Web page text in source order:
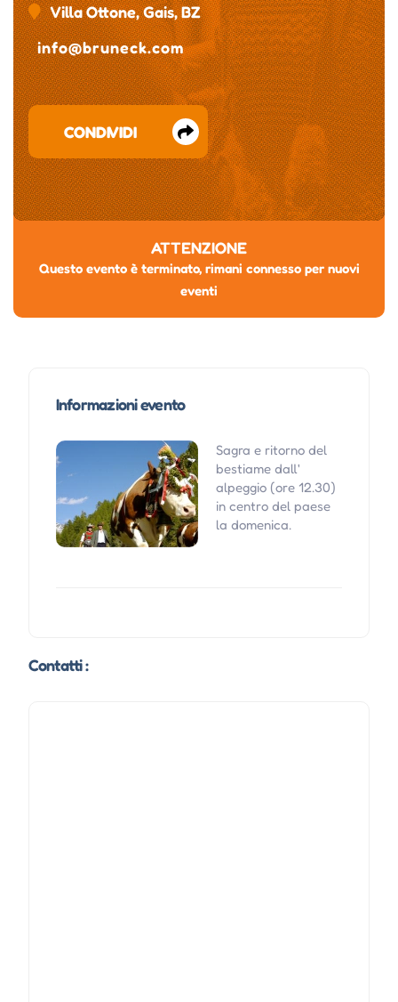
Villa Ottone, Gais, BZ
info@bruneck.com
CONDIVIDI
ATTENZIONE
Questo evento è terminato, rimani connesso per nuovi
eventi
Informazioni evento
Sagra e ritorno del
bestiame dall'
alpeggio (ore 12.30)
in centro del paese
la domenica.
Contatti :